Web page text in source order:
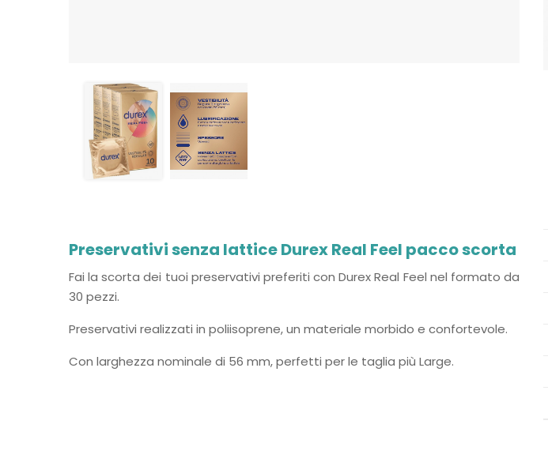
Preservativi senza lattice Durex Real Feel pacco scorta
Fai la scorta dei tuoi preservativi preferiti con Durex Real Feel nel formato da
30 pezzi.
Preservativi realizzati in poliisoprene, un materiale morbido e confortevole.
Con larghezza nominale di 56 mm, perfetti per le taglia più Large.